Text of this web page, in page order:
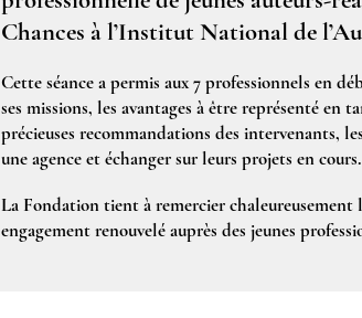
Chances à l’Institut National de
Cette séance a permis aux 7 professionnels en
ses missions, les avantages à être représenté en
précieuses recommandations des intervenants,
une agence et échanger sur leurs projets en cours.
La Fondation tient à remercier
engagement renouvelé auprès des jeunes